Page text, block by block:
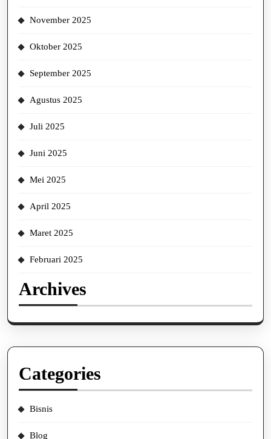
November 2025
Oktober 2025
September 2025
Agustus 2025
Juli 2025
Juni 2025
Mei 2025
April 2025
Maret 2025
Februari 2025
Archives
Categories
Bisnis
Blog